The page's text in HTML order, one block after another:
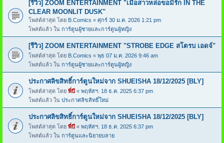
[รีวิว] ZOOM ENTERTAINMENT "เมื่อสาวหล่อขอมีรัก IN THE
CLEAR MOONLIT DUSK"
โพสต์ล่าสุด โดย B.Comics « ศุกร์ 30 ม.ค. 2026 1:21 pm
โพสต์แล้ว ใน การ์ตูนผู้ชายและการ์ตูนผู้หญิง
[รีวิว] ZOOM ENTERTAINMENT "STROBE EDGE สโตรบ เอดจ์"
โพสต์ล่าสุด โดย B.Comics « พุธ 07 ม.ค. 2026 9:46 am
โพสต์แล้ว ใน การ์ตูนผู้ชายและการ์ตูนผู้หญิง
ประกาศลิขสิทธิ์การ์ตูนใหม่จาก SHUEISHA 18/12/2025 [BLY]
โพสต์ล่าสุด โดย พี่บี « พฤหัสฯ. 18 ธ.ค. 2025 6:37 pm
โพสต์แล้ว ใน ประกาศลิขสิทธิ์ใหม่
ประกาศลิขสิทธิ์การ์ตูนใหม่จาก SHUEISHA 18/12/2025 [BLY]
โพสต์ล่าสุด โดย พี่บี « พฤหัสฯ. 18 ธ.ค. 2025 6:37 pm
โพสต์แล้ว ใน การ์ตูนและนิยายบลาย